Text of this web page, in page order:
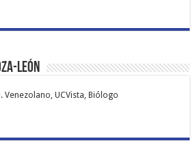
León
Venezolano, UCVista, Biólogo